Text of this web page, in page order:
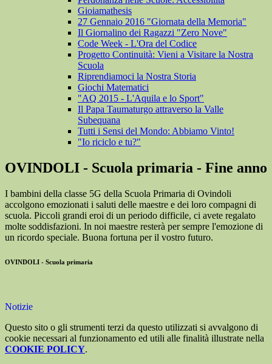
Gioiamathesis
27 Gennaio 2016 "Giornata della Memoria"
Il Giornalino dei Ragazzi "Zero Nove"
Code Week - L'Ora del Codice
Progetto Continuità: Vieni a Visitare la Nostra
Scuola
Riprendiamoci la Nostra Storia
Giochi Matematici
"AQ 2015 - L'Aquila e lo Sport"
Il Papa Taumaturgo attraverso la Valle
Subequana
Tutti i Sensi del Mondo: Abbiamo Vinto!
"Io riciclo e tu?"
OVINDOLI - Scuola primaria - Fine anno
I bambini della classe 5G della Scuola Primaria di Ovindoli
accolgono emozionati i saluti delle maestre e dei loro compagni di
scuola. Piccoli grandi eroi di un periodo difficile, ci avete regalato
molte soddisfazioni. In noi maestre resterà per sempre l'emozione di
un ricordo speciale. Buona fortuna per il vostro futuro.
OVINDOLI - Scuola primaria
Notizie
Questo sito o gli strumenti terzi da questo utilizzati si avvalgono di
cookie necessari al funzionamento ed utili alle finalità illustrate nella
COOKIE POLICY.